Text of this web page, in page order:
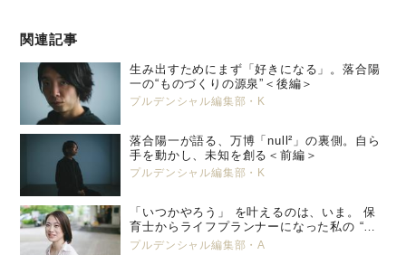
関連記事
生み出すためにまず「好きになる」。落合陽
一の“ものづくりの源泉”＜後編＞
プルデンシャル編集部・K
落合陽一が語る、万博「null²」の裏側。自ら
手を動かし、未知を創る＜前編＞
プルデンシャル編集部・K
「いつかやろう」 を叶えるのは、いま。 保
育士からライフプランナーになった私の “特
別養子縁組” という選択。 プルデンシャル
プルデンシャル編集部・A